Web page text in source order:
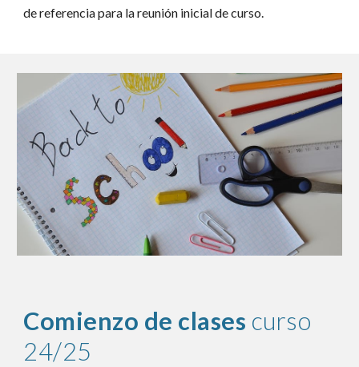
de referencia para la reunión inicial de curso.
Comienzo de clases curso
24/25